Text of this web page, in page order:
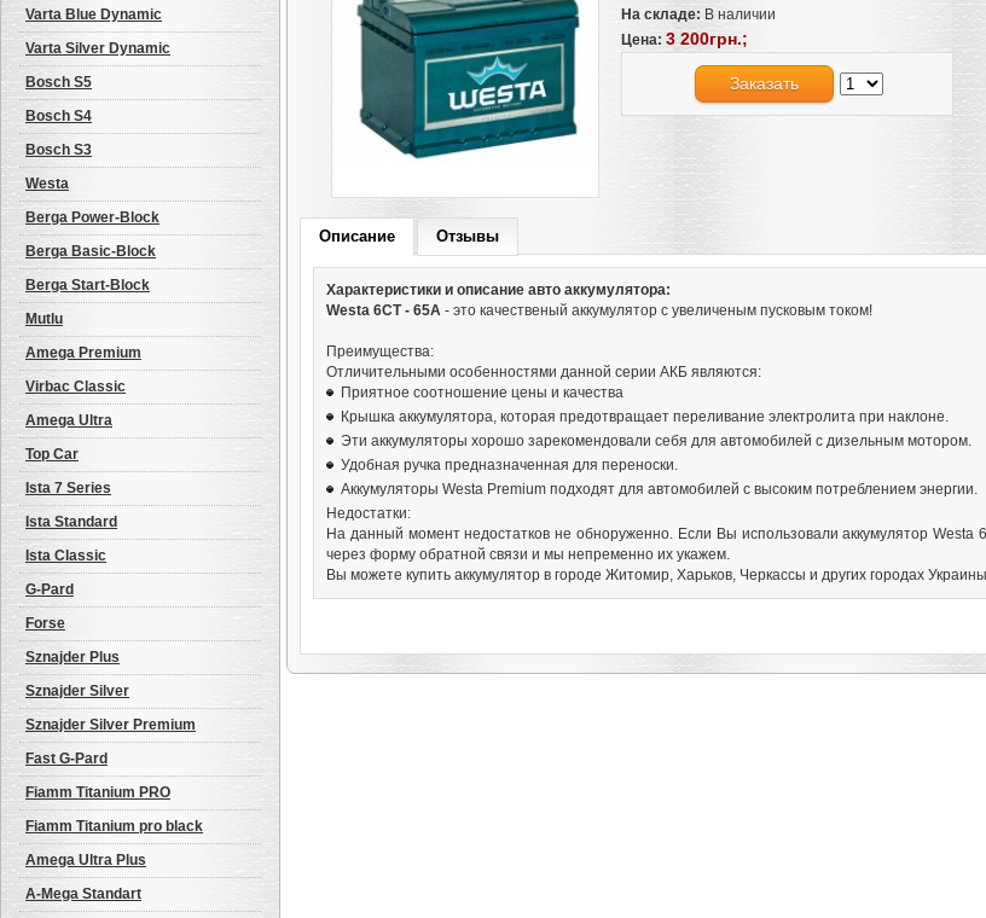
Varta Blue Dynamic
Varta Silver Dynamic
Bosch S5
Bosch S4
Bosch S3
Westa
Berga Power-Block
Berga Basic-Block
Berga Start-Block
Mutlu
Amega Premium
Virbac Classic
Amega Ultra
Top Car
Ista 7 Series
Ista Standard
Ista Classic
G-Pard
Forse
Sznajder Plus
Sznajder Silver
Sznajder Silver Premium
Fast G-Pard
Fiamm Titanium PRO
Fiamm Titanium pro black
Amega Ultra Plus
A-Mega Standart
На складе: В наличии
Цена: 3 200грн.;
Заказать
Описание Отзывы
Характеристики и описание авто аккумулятора:
Westa 6СТ - 65А - это качественый аккумулятор с увеличеным пусковым током!
Преимущества:
Отличительными особенностями данной серии АКБ являются:
Приятное соотношение цены и качества
Крышка аккумулятора, которая предотвращает переливание электролита при наклоне.
Эти аккумуляторы хорошо зарекомендовали себя для автомобилей c дизельным мотором.
Удобная ручка предназначенная для переноски.
Аккумуляторы Westa Premium подходят для автомобилей с высоким потреблением энергии.
Недостатки:
На данный момент недостатков не обноруженно. Если Вы использовали аккумулятор
через форму обратной связи и мы непременно их укажем.
Вы можете купить аккумулятор в городе Житомир, Харьков, Черкассы и других городах